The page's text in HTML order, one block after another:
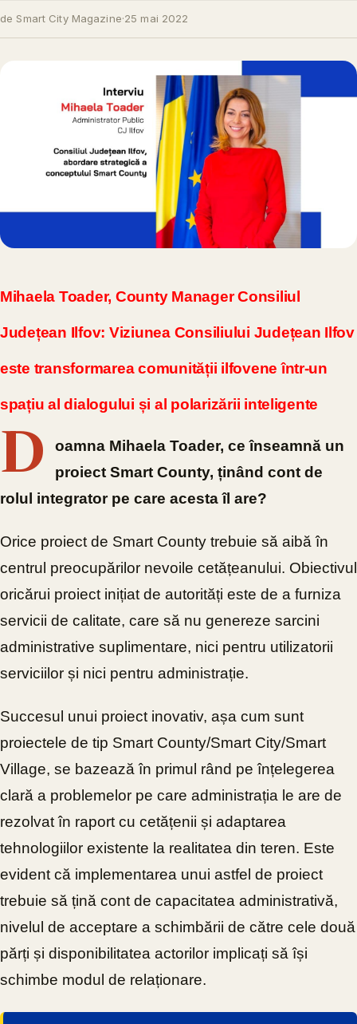
de Smart City Magazine·25 mai 2022
Mihaela Toader, County Manager Consiliul
Județean Ilfov: Viziunea Consiliului Județean Ilfov
este transformarea comunității ilfovene într-un
spațiu al dialogului și al polarizării inteligente
D
oamna Mihaela Toader, ce înseamnă un
proiect Smart County, ținând cont de
rolul integrator pe care acesta îl are?
Orice proiect de Smart County trebuie să aibă în
centrul preocupărilor nevoile cetățeanului. Obiectivul
oricărui proiect inițiat de autorități este de a furniza
servicii de calitate, care să nu genereze sarcini
administrative suplimentare, nici pentru utilizatorii
serviciilor și nici pentru administrație.
Succesul unui proiect inovativ, așa cum sunt
proiectele de tip Smart County/Smart City/Smart
Village, se bazează în primul rând pe înțelegerea
clară a problemelor pe care administrația le are de
rezolvat în raport cu cetățenii și adaptarea
tehnologiilor existente la realitatea din teren. Este
evident că implementarea unui astfel de proiect
trebuie să țină cont de capacitatea administrativă,
nivelul de acceptare a schimbării de către cele două
părți și disponibilitatea actorilor implicați să își
schimbe modul de relaționare.